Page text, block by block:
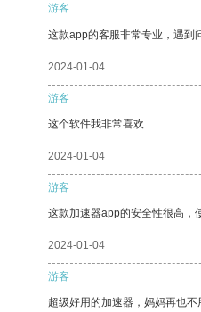
游客
这款app的客服非常专业，遇到
2024-01-04
游客
这个软件我非常喜欢
2024-01-04
游客
这款加速器app的安全性很高，
2024-01-04
游客
超级好用的加速器，妈妈再也不